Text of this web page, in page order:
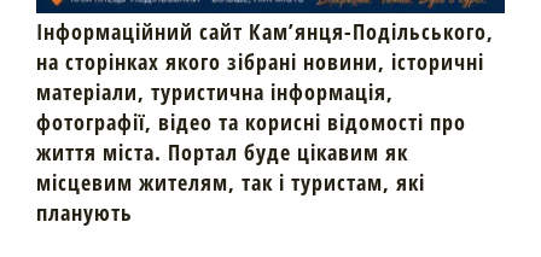
Інформаційний сайт Кам’янця-Подільського,
на сторінках якого зібрані новини, історичні
матеріали, туристична інформація,
фотографії, відео та корисні відомості про
життя міста. Портал буде цікавим як
місцевим жителям, так і туристам, які
планують